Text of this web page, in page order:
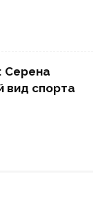
Серена
вид спорта